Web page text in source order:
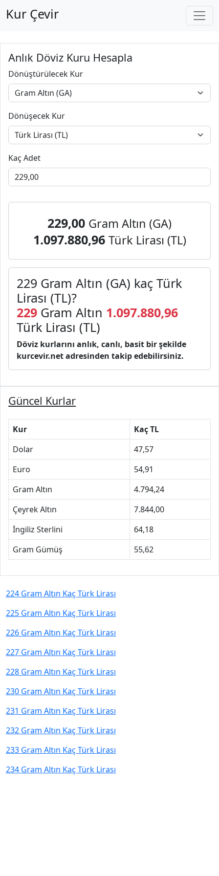
Kur Çevir
Anlık Döviz Kuru Hesapla
Dönüştürülecek Kur
Dönüşecek Kur
Kaç Adet
229,00 Gram Altın (GA)
1.097.880,96 Türk Lirası (TL)
229 Gram Altın (GA) kaç Türk
Lirası (TL)?
229 Gram Altın 1.097.880,96
Türk Lirası (TL)
Döviz kurlarını anlık, canlı, basit bir şekilde
kurcevir.net adresinden takip edebilirsiniz.
Güncel Kurlar
Kur
Kaç TL
Dolar
47,57
Euro
54,91
Gram Altın
4.794,24
Çeyrek Altın
7.844,00
İngiliz Sterlini
64,18
Gram Gümüş
55,62
224 Gram Altın Kaç Türk Lirası
225 Gram Altın Kaç Türk Lirası
226 Gram Altın Kaç Türk Lirası
227 Gram Altın Kaç Türk Lirası
228 Gram Altın Kaç Türk Lirası
230 Gram Altın Kaç Türk Lirası
231 Gram Altın Kaç Türk Lirası
232 Gram Altın Kaç Türk Lirası
233 Gram Altın Kaç Türk Lirası
234 Gram Altın Kaç Türk Lirası